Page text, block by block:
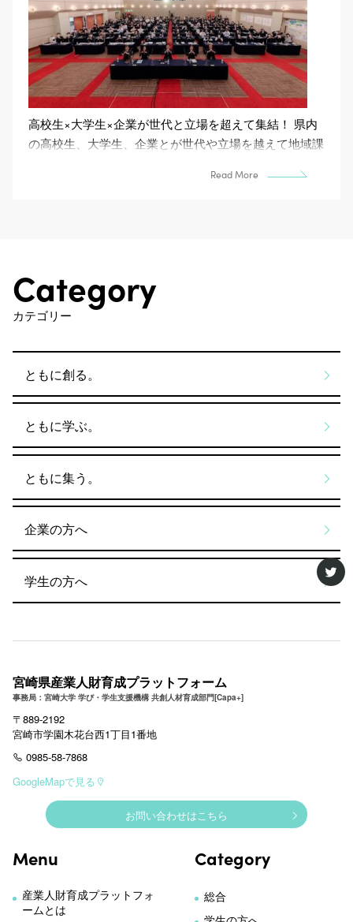
高校生×大学生×企業が世代と立場を超えて集結！ 県内
の高校生、大学生、企業とが世代や立場を越えて地域課
Read More
Category
カテゴリー
ともに創る。
ともに学ぶ。
ともに集う。
企業の方へ
学生の方へ
宮崎県産業人財育成プラットフォーム
事務局：宮崎大学 学び・学生支援機構 共創人材育成部門[Capa+]
〒889-2192
宮崎市学園木花台西1丁目1番地
0985-58-7868
GoogleMapで見る
お問い合わせはこちら
Menu
産業人財育成プラットフォ
ームとは
Category
総合